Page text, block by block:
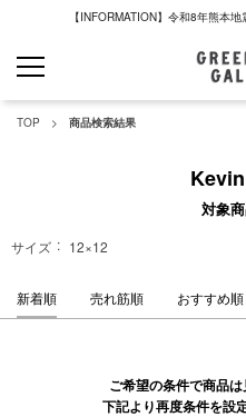
【INFORMATION】令和8年熊本
TOP 商品検索結果
対象
サイズ 12×12
新着順 売れ筋順 おすすめ順
ご希望の条件で商品は
下記より再度条件を設